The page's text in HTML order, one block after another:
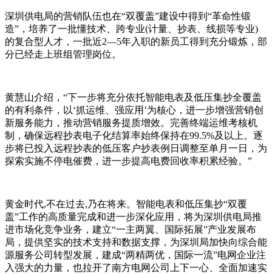
深圳供电局的营销队伍也在“双覆盖”建设中得到“革命性锻
造”，培养了一批懂技术、跨专业(计量、抄表、线损等专业)
的复合型人才，一批近2—5年入职的新员工得到充分锻炼，部
分已经走上班组管理岗位。
黄慧山介绍，“下一步将充分依托智能电表及低压集抄全覆盖
的有利条件，以‘抓运维、强应用’为核心，进一步增强营销创
新服务能力，推动营销服务提质增效。完善终端运维考核机
制，确保远程抄表电子化结算率始终保持在99.5%及以上。逐
步将已投入远程抄表的低压客户抄表例日调整至单月一日，为
探索实施不停电催费，进一步提高电费回收率积累经验。”
黄金时代,不在过去,乃在将来。智能电表和低压集抄“双覆
盖”工作的高质量完成和进一步深化应用，将为深圳供电局推
进市场化竞争业务，建立“一主两翼、国际拓展”产业发展布
局，提供坚实的技术支持和数据支撑，为深圳局加快向综合能
源服务公司转型发展，建成“两精两优，国际一流”电网企业注
入强大的力量，也拉开了南方电网公司上下一心、全面加速实